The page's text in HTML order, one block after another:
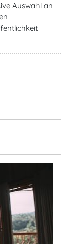
Auswahl an